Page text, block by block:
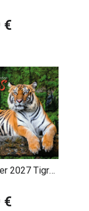
€
2027 Tigre
€